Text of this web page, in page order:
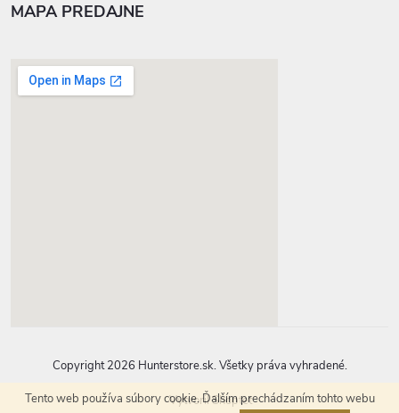
Tento web používa súbory cookie. Ďalším prechádzaním tohto webu
MAPA PREDAJNE
Vytvoril Shoptet
Copyright 2026 Hunterstore.sk. Všetky práva vyhradené.